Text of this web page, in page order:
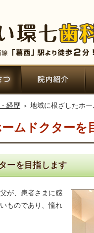
ムドクターを
ーを目指します
が、患者さまに感
ものであり、憧れ
院長あいさつ・経歴 院
経歴 地域に根ざしたホ